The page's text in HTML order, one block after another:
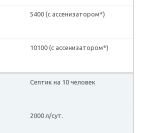
5400 (с ассенизатором*)
10100 (с ассенизатором*)
Септик на 10 человек
2000 л/сут.